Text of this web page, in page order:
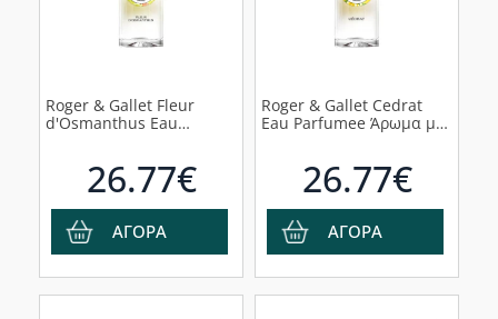
Roger & Gallet Fleur
d'Osmanthus Eau
Όσμανθου, 100ml
26.77€
ΑΓΟΡΑ
Roger & Gallet Cedrat
Eau Parfumee Άρωμα με
100ml26.77€
ΑΓΟΡΑ